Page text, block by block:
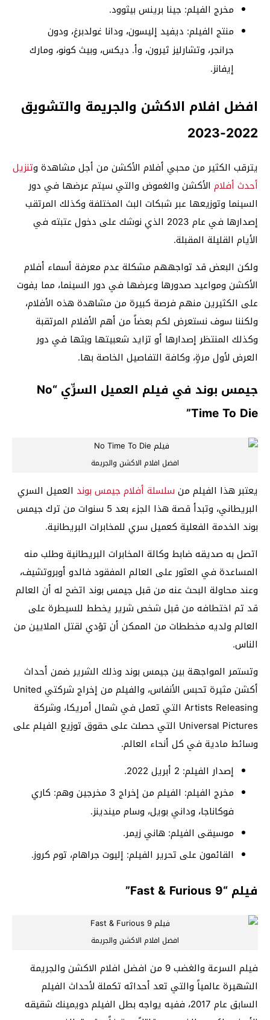
مخرج الفيلم: جينا برينس بيثوود.
منتج الفيلم: ديفيد إليسون، ودانا غولدبرغ، ودون
جرانجر، وتشارليز ثيرون، وأ. ديكس، وبيث كونو، ومارك
إيفانز.
افضل افلام الاكشن والجريمة والتشويق
2022-2023
يترقب الكثير من محبي أفلام الأكشن من أجل مشاهدة وتنزيل
أحدث أفلام الأكشن والغموض والتي سيتم عرضها في دور
السينما وتوزيعها عبر شبكات البث المختلفة وكذلك المرتقب
إصدارها في عام 2023 الذي نوشك على دخول عتبته في
الأيام القليلة المقبلة.
ولكن البعض قد تواجههم مشكلة عدم معرفة أسماء أفلام
الأكشن ومواعيد صدورها وعرضها في دور السينما، مما يفوت
على الكثيرين منهم فرصة كبيرة من مشاهدة هذه الأفلام،
ولكننا سوف نستعرض لكم بعضاً من أهم الأفلام المرتقبة
وكذلك المنتظر إصدارها أو تزايد شعبيتها وبثها في دور
العرض لأول مرةٍ، وكافة التفاصيل الخاصة بها.
جيمس بوند في فيلم العميل السرِّي “No
Time To Die”
افضل افلام الاكشن والجريمة
يعتبر هذا الفيلم من سلسلة أفلام جيمس بوند العميل السري
البريطاني، وتبدأ قصة هذا الجزء بعد 5 سنوات من ترك جيمس
بوند الخدمة الفعلية كعميل سري للمخابرات البريطانية.
اتصل به صديقه ضابط وكالة المخابرات البريطانية وطلب منه
المساعدة في العثور على العالم المفقود فالدو أوبروتشيف،
وعند محاولة البحث عنه من قبل جيمس بوند اتضح له أن العالم
قد تم اختطافه من قبل شخص شرير يخطط للسيطرة على
العالم ولديه مخططات من الممكن أن تؤدي لقتل الملايين من
الناس.
وتستمر المواجهة بين جيمس بوند وذلك الشرير ضمن أحداث
أكشن مثيرة تحبس الأنفاس، والفيلم من إخراج شركتي United
Artists Releasing التي تعمل في شمال أمريكا، وشركة
Universal Pictures التي حصلت على حقوق توزيع الفيلم على
وسائط مادية في كل أنحاء العالم.
إصدار الفيلم: 2 أبريل 2022.
مخرج الفيلم: الفيلم من إخراج 3 مخرجين وهم: كاري
فوكاناجا، وداني بويل، وسام ميندينز.
موسيقى الفيلم: هاني زيمر.
القائمون على تحرير الفيلم: إليوت جراهام، توم كروز.
فيلم “Fast & Furious 9”
افضل افلام الاكشن والجريمة
فيلم السرعة والغضب 9 من افضل افلام الاكشن والجريمة
الشهيرة عالمياً والتي تعد أحداثه تكملة لأحداث الفيلم
السابق عام 2017، ففيه يواجه بطل الفيلم دويمينك شقيقه